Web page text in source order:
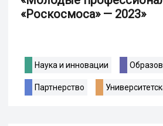
«Роскосмоса» — 2023»
Наука и инновации
Партнерство